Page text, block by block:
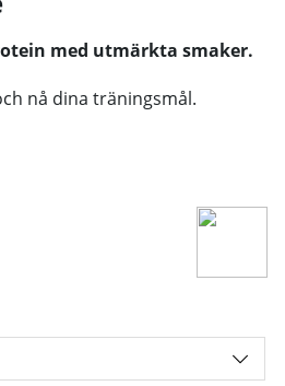
med utmärkta smaker.
nå dina träningsmål.